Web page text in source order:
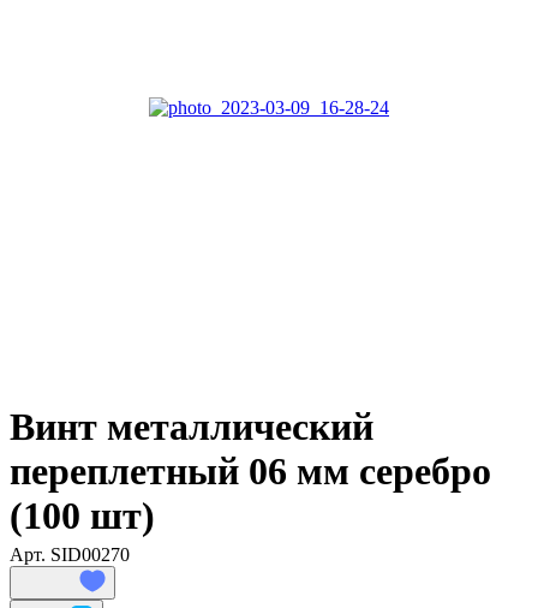
Винт металлический
переплетный 06 мм серебро
(100 шт)
Арт. SID00270